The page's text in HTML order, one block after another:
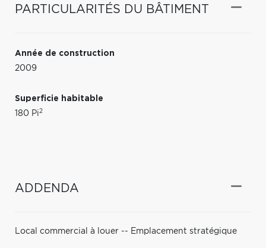
PARTICULARITÉS DU BÂTIMENT
Année de construction
2009
Superficie habitable
180 Pi2
ADDENDA
Local commercial à louer -- Emplacement stratégique